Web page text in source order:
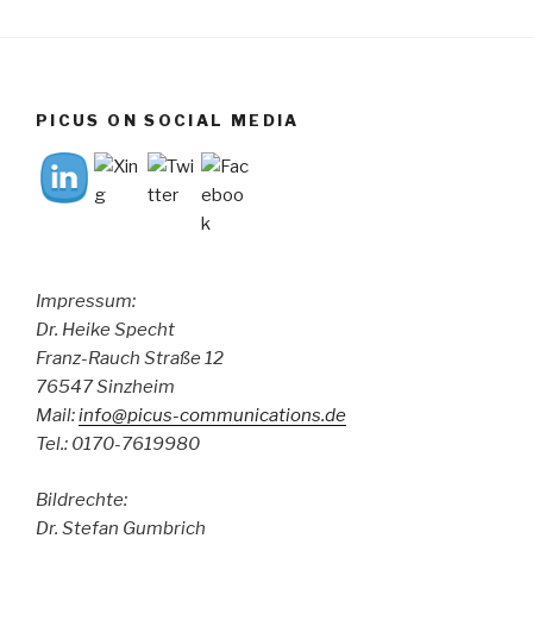
PICUS ON SOCIAL MEDIA
Impressum:
Dr. Heike Specht
Franz-Rauch Straße 12
76547 Sinzheim
Mail:info@picus-communications.de
Tel.: 0170-7619980
Bildrechte:
Dr. Stefan Gumbrich